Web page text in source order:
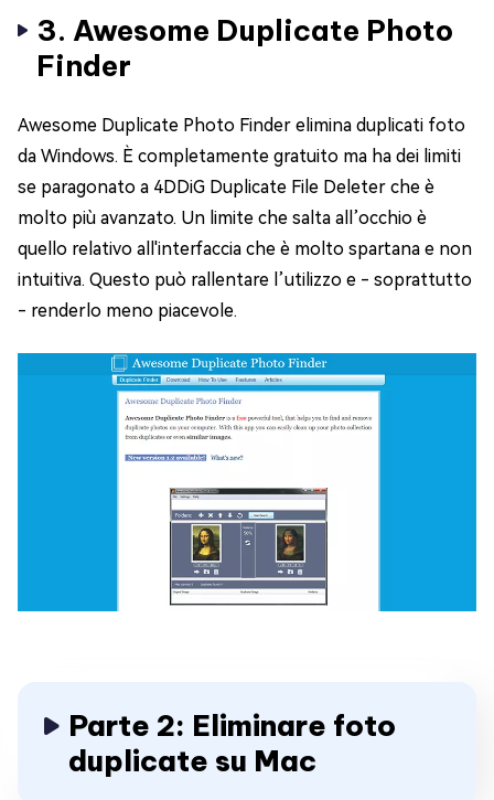
3. Awesome Duplicate Photo
Finder
Awesome Duplicate Photo Finder elimina duplicati foto
da Windows. È completamente gratuito ma ha dei limiti
se paragonato a 4DDiG Duplicate File Deleter che è
molto più avanzato. Un limite che salta all’occhio è
quello relativo all'interfaccia che è molto spartana e non
intuitiva. Questo può rallentare l’utilizzo e - soprattutto
- renderlo meno piacevole.
Parte 2: Eliminare foto
duplicate su Mac